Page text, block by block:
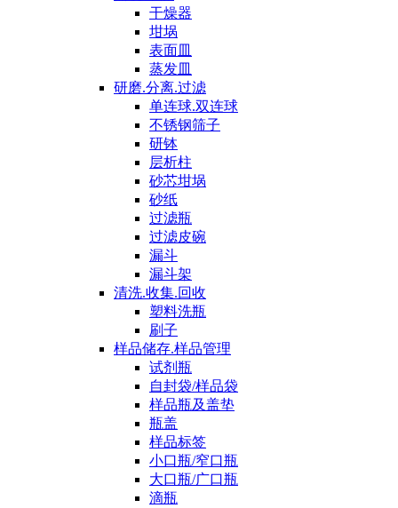
干燥器
坩埚
表面皿
蒸发皿
研磨.分离.过滤
单连球.双连球
不锈钢筛子
研钵
层析柱
砂芯坩埚
砂纸
过滤瓶
过滤皮碗
漏斗
漏斗架
清洗.收集.回收
塑料洗瓶
刷子
样品储存.样品管理
试剂瓶
自封袋/样品袋
样品瓶及盖垫
瓶盖
样品标签
小口瓶/窄口瓶
大口瓶/广口瓶
滴瓶